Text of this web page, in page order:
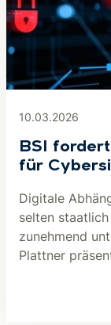
10.03.2026
BSI
für
Digitale
selten
zunehmend
Plattner